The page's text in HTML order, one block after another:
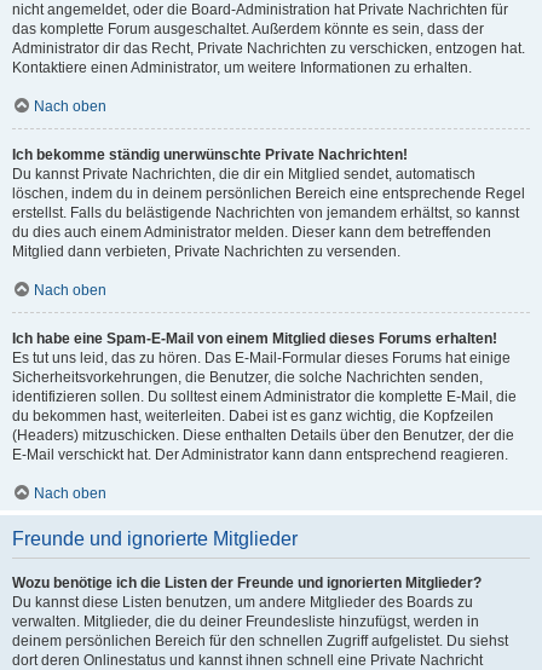
nicht angemeldet, oder die Board-Administration hat Private Nachrichten für
das komplette Forum ausgeschaltet. Außerdem könnte es sein, dass der
Administrator dir das Recht, Private Nachrichten zu verschicken, entzogen hat.
Kontaktiere einen Administrator, um weitere Informationen zu erhalten.
Nach oben
Ich bekomme ständig unerwünschte Private Nachrichten!
Du kannst Private Nachrichten, die dir ein Mitglied sendet, automatisch
löschen, indem du in deinem persönlichen Bereich eine entsprechende Regel
erstellst. Falls du belästigende Nachrichten von jemandem erhältst, so kannst
du dies auch einem Administrator melden. Dieser kann dem betreffenden
Mitglied dann verbieten, Private Nachrichten zu versenden.
Nach oben
Ich habe eine Spam-E-Mail von einem Mitglied dieses Forums erhalten!
Es tut uns leid, das zu hören. Das E-Mail-Formular dieses Forums hat einige
Sicherheitsvorkehrungen, die Benutzer, die solche Nachrichten senden,
identifizieren sollen. Du solltest einem Administrator die komplette E-Mail, die
du bekommen hast, weiterleiten. Dabei ist es ganz wichtig, die Kopfzeilen
(Headers) mitzuschicken. Diese enthalten Details über den Benutzer, der die
E-Mail verschickt hat. Der Administrator kann dann entsprechend reagieren.
Nach oben
Freunde und ignorierte Mitglieder
Wozu benötige ich die Listen der Freunde und ignorierten Mitglieder?
Du kannst diese Listen benutzen, um andere Mitglieder des Boards zu
verwalten. Mitglieder, die du deiner Freundesliste hinzufügst, werden in
deinem persönlichen Bereich für den schnellen Zugriff aufgelistet. Du siehst
dort deren Onlinestatus und kannst ihnen schnell eine Private Nachricht